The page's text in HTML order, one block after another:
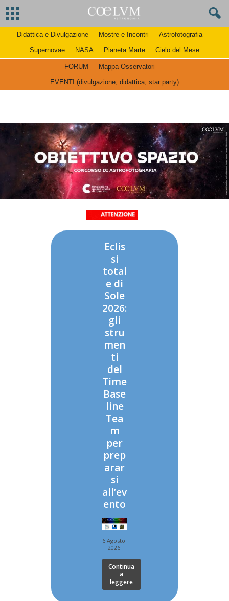
Didattica e Divulgazione Mostre e Incontri
Astrofotografia
Supernovae
NASA Pianeta Marte Cielo del Mese
FORUM
Mappa Osservatori
EVENTI (divulgazione, didattica, star party)
Eclis
si
total
e di
Sole
2026:
gli
stru
men
ti
del
Time
Base
line
Tea
m
per
prep
arar
si
all’ev
ento
6 Agosto
2026
Continua
a
leggere